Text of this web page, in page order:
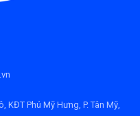
Phú Mỹ Hưng, P. Tân Mỹ,